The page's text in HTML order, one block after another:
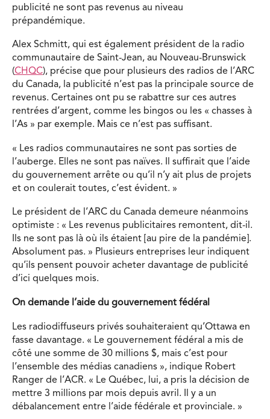
publicité ne sont pas revenus au niveau
prépandémique.
Alex Schmitt, qui est également président de la radio
communautaire de Saint-Jean, au Nouveau-Brunswick
(CHQC), précise que pour plusieurs des radios de l’ARC
du Canada, la publicité n’est pas la principale source de
revenus. Certaines ont pu se rabattre sur ces autres
rentrées d’argent, comme les bingos ou les « chasses à
l’As » par exemple. Mais ce n’est pas suffisant.
« Les radios communautaires ne sont pas sorties de
l’auberge. Elles ne sont pas naïves. Il suffirait que l’aide
du gouvernement arrête ou qu’il n’y ait plus de projets
et on coulerait toutes, c’est évident. »
Le président de l’ARC du Canada demeure néanmoins
optimiste : « Les revenus publicitaires remontent, dit-il.
Ils ne sont pas là où ils étaient [au pire de la pandémie].
Absolument pas. » Plusieurs entreprises leur indiquent
qu’ils pensent pouvoir acheter davantage de publicité
d’ici quelques mois.
On demande l’aide du gouvernement fédéral
Les radiodiffuseurs privés souhaiteraient qu’Ottawa en
fasse davantage. « Le gouvernement fédéral a mis de
côté une somme de 30 millions $, mais c’est pour
l’ensemble des médias canadiens », indique Robert
Ranger de l’ACR. « Le Québec, lui, a pris la décision de
mettre 3 millions par mois depuis avril. Il y a un
débalancement entre l’aide fédérale et provinciale. »